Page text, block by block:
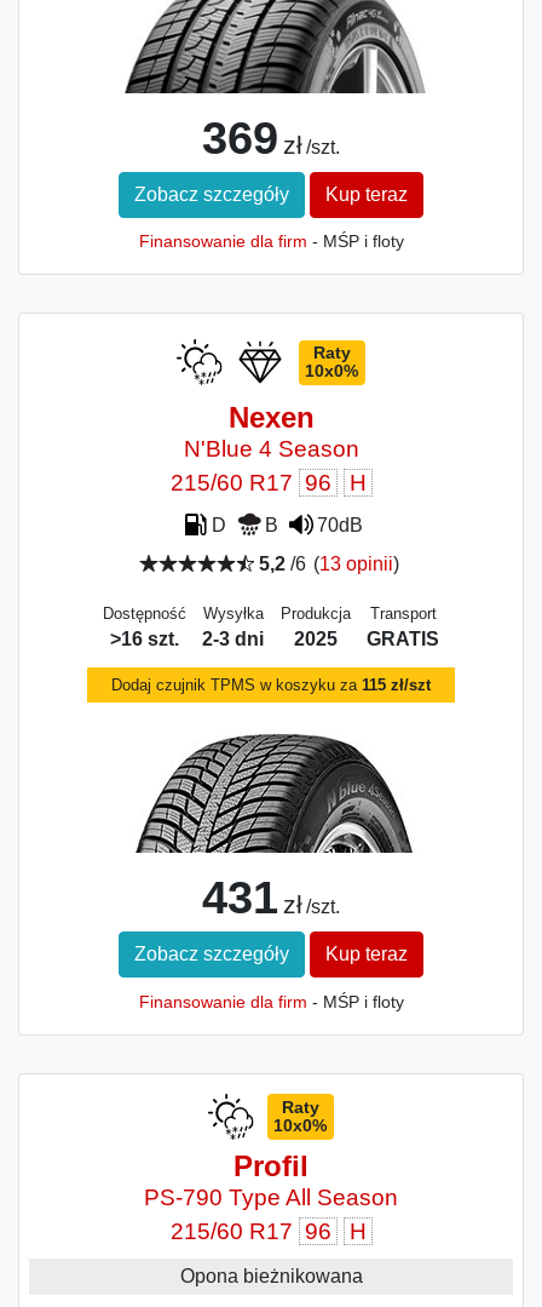
369 zł /szt.
Zobacz szczegóły Kup teraz
Finansowanie dla firm - MŚP i floty
Raty
10x0%
Nexen
N'Blue 4 Season
215/60 R17 96 H
D B
70dB
5,2/6 (13 opinii)
Dostępność
>16 szt.
Wysyłka
2-3 dni
Produkcja
2025
Transport
GRATIS
Dodaj czujnik TPMS w koszyku za 115 zł/szt
431 zł /szt.
Zobacz szczegóły Kup teraz
Finansowanie dla firm - MŚP i floty
Raty
10x0%
Profil
PS-790 Type All Season
215/60 R17 96 H
Opona bieżnikowana